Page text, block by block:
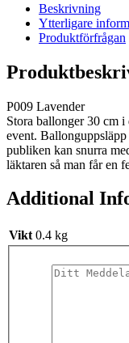
Beskrivning
Ytterligare
Produktförfrågan
P009 Lavender
Stora ballonger 30 cm
event.
publiken kan snurra
läktaren så man får en
Additional
Vikt 0.4 kg